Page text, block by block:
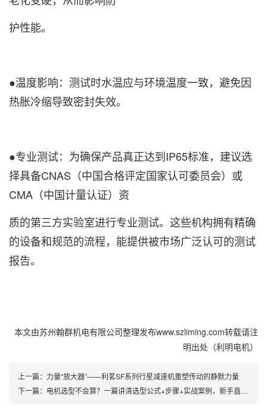
护性能。
●温度影响：测试时水温应与环境温度一致，避免因
热胀冷缩导致密封失效。
●专业测试： 为确保产品真正达到IP65标准，建议选
择具备CNAS（中国合格评定国家认可委员会）或
CMA（中国计量认证）资
质的第三方实验室进行专业测试。这些机构拥有精确
的设备和规范的流程，能提供被市场广泛认可的测试
报告。
本文由苏州翰群机电有限公司整理发布www.szliming.com转载请注
明出处（利明电机）
上一篇： 力量“放大器”——利茗SF系列行星减速机重塑传动的静默力量
下一篇： 电机选型不会算？一篇讲清选型公式+步骤+实战案例，新手直接照抄！